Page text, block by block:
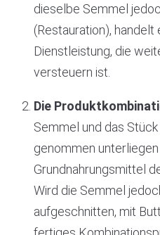
dieselbe Semmel
(Restauration), handelt
Dienstleistung, die
versteuern ist.
Die
Semmel und das
genommen
Grundnahrungsmittel
Wird die Semmel
aufgeschnitten, mit